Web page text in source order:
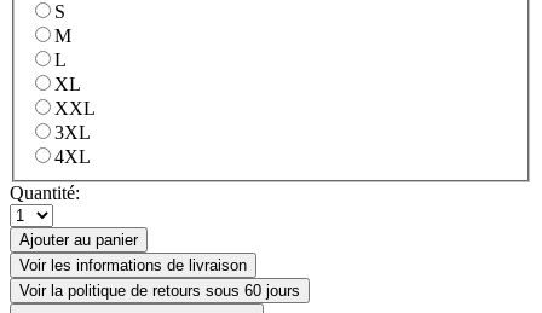
S
M
L
XL
XXL
3XL
4XL
Quantité:
Ajouter au panier
Voir les informations de livraison
Voir la politique de retours sous 60 jours